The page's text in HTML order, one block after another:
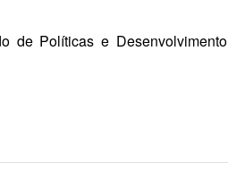
de Políticas e Desenvolvimento